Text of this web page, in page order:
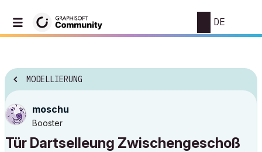
DE
MODELLIERUNG
moschu
Booster
Tür Dartselleung Zwischengeschoß